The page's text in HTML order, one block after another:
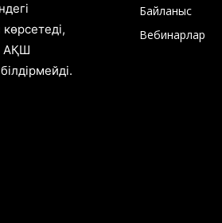
АҚШ
Байланыс
Вебинарлар